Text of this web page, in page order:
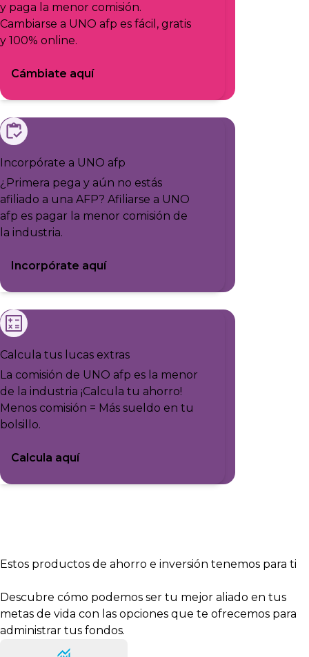
y paga la menor comisión.
Cambiarse a UNO afp es fácil, gratis
y 100% online.
Cámbiate aquí
Incorpórate a UNO afp
¿Primera pega y aún no estás
afiliado a una AFP? Afiliarse a UNO
afp es pagar la menor comisión de
la industria.
Incorpórate aquí
Calcula tus lucas extras
La comisión de UNO afp es la menor
de la industria ¡Calcula tu ahorro!
Menos comisión = Más sueldo en tu
bolsillo.
Calcula aquí
Estos productos de ahorro e inversión tenemos para ti
Descubre cómo podemos ser tu mejor aliado en tus
metas de vida con las opciones que te ofrecemos para
administrar tus fondos.